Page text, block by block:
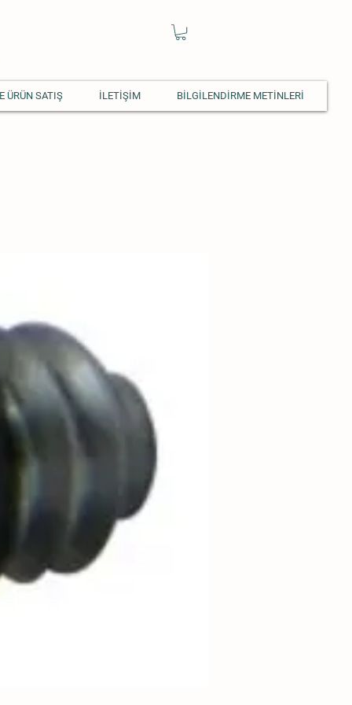
ÜRÜN SATIŞ İLETİŞİM BİLGİLENDİRME METİNLERİ